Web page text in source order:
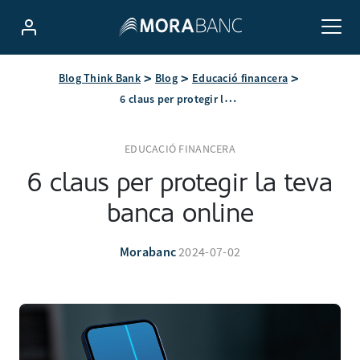
Blog Think Bank Blog Educació financera
6 claus per protegir la teva banca online
EDUCACIÓ FINANCERA
6 claus per protegir la teva
banca online
Morabanc2024-07-02